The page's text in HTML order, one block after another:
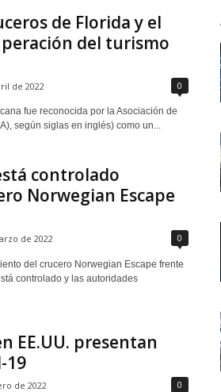
de Florida y el
del turismo
de 2022 0
fue reconocida por la Asociación de
según siglas en inglés) como un...
controlado
Norwegian Escape
de 2022 0
del crucero Norwegian Escape frente
controlado y las autoridades
EE.UU. presentan
19
de 2022 0